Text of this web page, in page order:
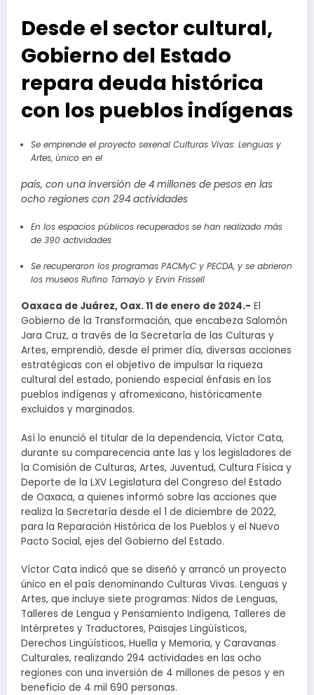
Desde el sector cultural,
Gobierno del Estado
repara deuda histórica
con los pueblos indígenas
Se emprende el proyecto sexenal Culturas Vivas: Lenguas y
Artes, único en el
país, con una inversión de 4 millones de pesos en las
ocho regiones con 294 actividades
En los espacios públicos recuperados se han realizado más
de 390 actividades
Se recuperaron los programas PACMyC y PECDA, y se abrieron
los museos Rufino Tamayo y Ervin Frissell
Oaxaca de Juárez, Oax. 11 de enero de 2024.- El
Gobierno de la Transformación, que encabeza Salomón
Jara Cruz, a través de la Secretaría de las Culturas y
Artes, emprendió, desde el primer día, diversas acciones
estratégicas con el objetivo de impulsar la riqueza
cultural del estado, poniendo especial énfasis en los
pueblos indígenas y afromexicano, históricamente
excluidos y marginados.
Así lo enunció el titular de la dependencia, Víctor Cata,
durante su comparecencia ante las y los legisladores de
la Comisión de Culturas, Artes, Juventud, Cultura Física y
Deporte de la LXV Legislatura del Congreso del Estado
de Oaxaca, a quienes informó sobre las acciones que
realiza la Secretaría desde el 1 de diciembre de 2022,
para la Reparación Histórica de los Pueblos y el Nuevo
Pacto Social, ejes del Gobierno del Estado.
Víctor Cata indicó que se diseñó y arrancó un proyecto
único en el país denominando Culturas Vivas. Lenguas y
Artes, que incluye siete programas: Nidos de Lenguas,
Talleres de Lengua y Pensamiento Indígena, Talleres de
Intérpretes y Traductores, Paisajes Lingüísticos,
Derechos Lingüísticos, Huella y Memoria, y Caravanas
Culturales, realizando 294 actividades en las ocho
regiones con una inversión de 4 millones de pesos y en
beneficio de 4 mil 690 personas.